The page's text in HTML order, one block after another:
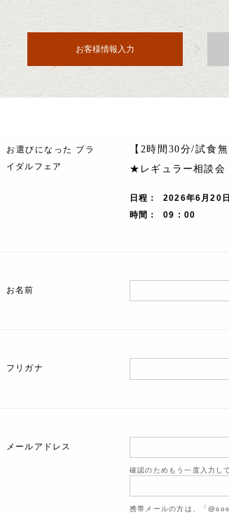
お客様情報入力
お選びになった ブラ
イダルフェア
【2時間30分/試食
★レギュラー相談会
日程
2026年6月20日
時間
09 : 00
お名前
フリガナ
メールアドレス
確認のためもう一度入力し
携帯メールの方は、「